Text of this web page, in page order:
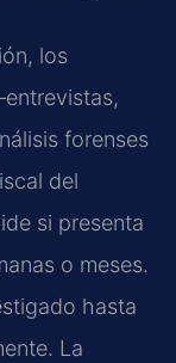
los
forenses
del
si presenta
o meses.
hasta
La